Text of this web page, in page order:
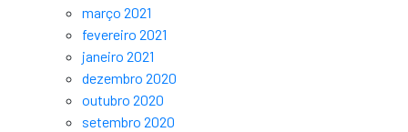
março 2021
fevereiro 2021
janeiro 2021
dezembro 2020
outubro 2020
setembro 2020